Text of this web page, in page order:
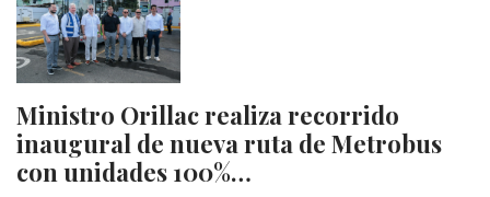
Ministro Orillac realiza recorrido
inaugural de nueva ruta de Metrobus
con unidades 100%…